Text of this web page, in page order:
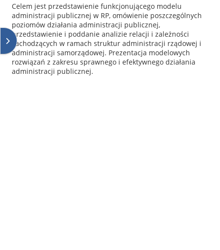
Ouvrir le tiroir des blocs
Celem jest przedstawienie funkcjonującego modelu
administracji publicznej w RP, omówienie poszczególnych
poziomów działania administracji publicznej,
przedstawienie i poddanie analizie relacji i zależności
zachodzących w ramach struktur administracji rządowej i
administracji samorządowej. Prezentacja modelowych
rozwiązań z zakresu sprawnego i efektywnego działania
administracji publicznej.